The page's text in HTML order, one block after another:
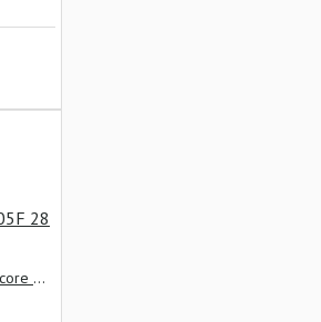
Воблер DUEL Hardcore NOI-Z 105F 28 гр BCL